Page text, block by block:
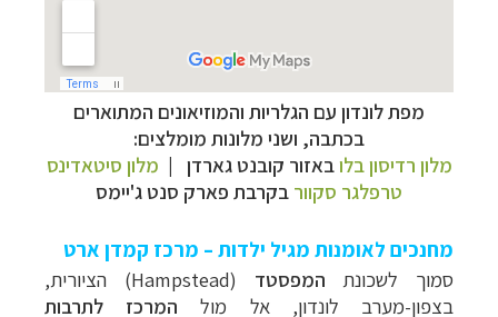
מפת לונדון עם הגלריות והמוזיאונים המתוארים
בכתבה, ושני מלונות מומלצים:
מלון רדיסון בלובאזור קובנט גארדן | מלון סיטאדינס
טרפלגר סקוור בקרבת פארק סנט ג'יימס
מחנכים לאומנות מגיל ילדות – מרכז קמדן ארט
סמוך לשכונת המפסטד (
Hampstead) הציורית,
בצפון-מערב לונדון, אל מול המרכז לתרבות